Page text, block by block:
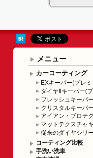
メニュー
カーコーティング
EXキーパー(プレ
ダイヤⅡキーパー(
フレッシュキーパー
クリスタルキーパー
アイアン・プロテ
マットテクスチャ
従来のダイヤシリ
コーティング比較
手洗い洗車